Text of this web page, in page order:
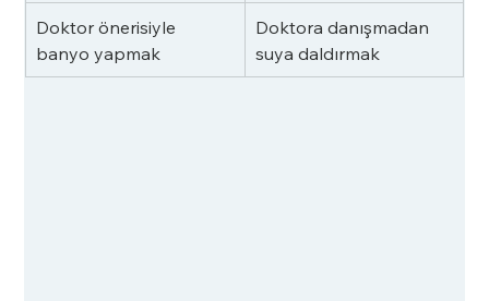
Doktor önerisiyle
banyo yapmak
Doktora danışmadan
suya daldırmak